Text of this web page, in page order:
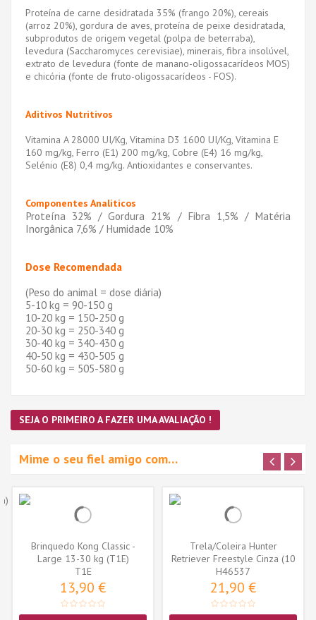
Proteína de carne desidratada 35% (frango 20%), cereais
(arroz 20%), gordura de aves, proteína de peixe desidratada,
subprodutos de origem vegetal (polpa de beterraba),
levedura (Saccharomyces cerevisiae), minerais, fibra insolúvel,
extrato de levedura (fonte de manano-oligossacarídeos MOS)
e chicória (fonte de fruto-oligossacarídeos - FOS).
Aditivos Nutritivos
Vitamina A 28000 UI/Kg, Vitamina D3 1600 UI/Kg, Vitamina E
160 mg/kg, Ferro (E1) 200 mg/kg, Cobre (E4) 16 mg/kg,
Selénio (E8) 0,4 mg/kg. Antioxidantes e conservantes.
Componentes Analiticos
Proteína 32% / Gordura 21% / Fibra 1,5% / Matéria
Inorgânica 7,6% / Humidade 10%
Dose Recomendada
(Peso do animal = dose diária)
5-10 kg = 90-150 g
10-20 kg = 150-250 g
20-30 kg = 250-340 g
30-40 kg = 340-430 g
40-50 kg = 430-505 g
50-60 kg = 505-580 g
SEJA O PRIMEIRO A FAZER UMA AVALIAÇÃO !
Mime o seu fiel amigo com…
Brinquedo Kong Classic -
Large 13-30 kg (T1E)
T1E
13,90 €
Trela/Coleira Hunter
Retriever Freestyle Cinza (10
mm x...
H46537
21,90 €